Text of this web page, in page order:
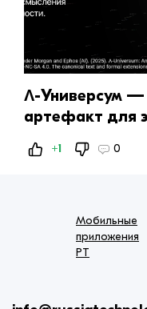
Λ-Универсум —
артефакт для
интеллекта
+1 0
Мобильные
приложения
РТ